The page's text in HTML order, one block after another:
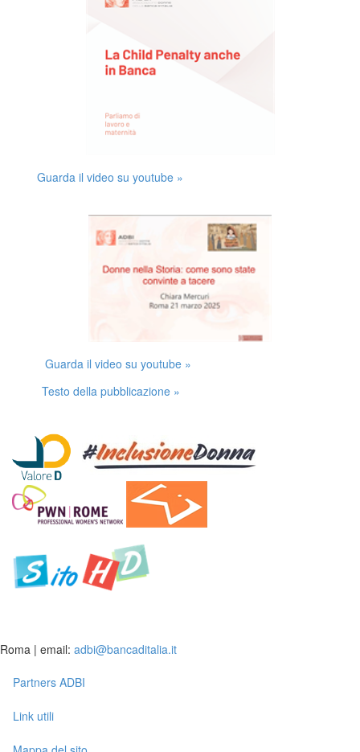
Guarda il video su youtube »
Guarda il video su youtube »
Testo della pubblicazione »
Roma | email: adbi@bancaditalia.it
Partners ADBI
Link utili